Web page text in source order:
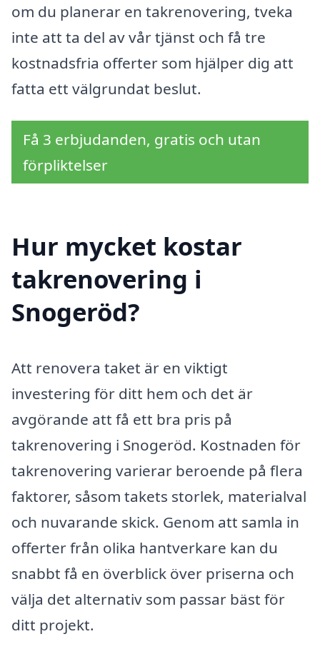
om du planerar en takrenovering, tveka
inte att ta del av vår tjänst och få tre
kostnadsfria offerter som hjälper dig att
fatta ett välgrundat beslut.
Få 3 erbjudanden, gratis och utan
förpliktelser
Hur mycket kostar
takrenovering i
Snogeröd?
Att renovera taket är en viktigt
investering för ditt hem och det är
avgörande att få ett bra pris på
takrenovering i Snogeröd. Kostnaden för
takrenovering varierar beroende på flera
faktorer, såsom takets storlek, materialval
och nuvarande skick. Genom att samla in
offerter från olika hantverkare kan du
snabbt få en överblick över priserna och
välja det alternativ som passar bäst för
ditt projekt.